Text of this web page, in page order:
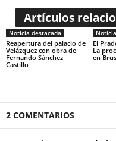
Artículos
Noticia destacada
Reapertura del palacio de
Velázquez con obra de
Fernando Sánchez
Castillo
El
La
en
2 COMENTARIOS